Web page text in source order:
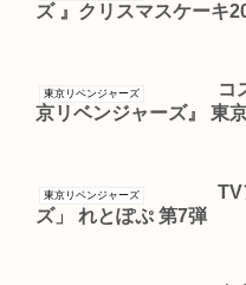
ズ 』クリスマスケーキ
東京リベンジャーズ
コ
京リベンジャーズ』 東
東京リベンジャーズ
TV
ズ」 れとぽぷ 第7弾